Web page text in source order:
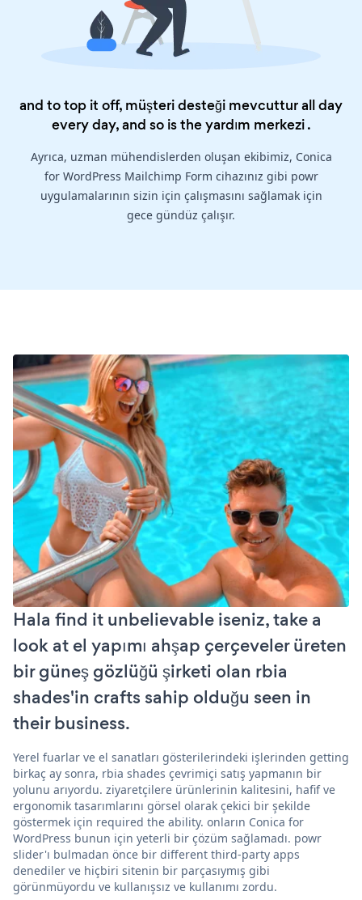
and to top it off, müşteri desteği mevcuttur all day
every day, and so is theyardım merkezi.
Ayrıca, uzman mühendislerden oluşan ekibimiz, Conica
for WordPress Mailchimp Form cihazınız gibi powr
uygulamalarının sizin için çalışmasını sağlamak için
gece gündüz çalışır.
Hala find it unbelievable iseniz, take a
look at el yapımı ahşap çerçeveler üreten
bir güneş gözlüğü şirketi olan rbia
shades'in crafts sahip olduğu seen in
their business.
Yerel fuarlar ve el sanatları gösterilerindeki işlerinden getting
birkaç ay sonra, rbia shades çevrimiçi satış yapmanın bir
yolunu arıyordu. ziyaretçilere ürünlerinin kalitesini, hafif ve
ergonomik tasarımlarını görsel olarak çekici bir şekilde
göstermek için required the ability. onların Conica for
WordPress bunun için yeterli bir çözüm sağlamadı. powr
slider'ı bulmadan önce bir different third-party apps
denediler ve hiçbiri sitenin bir parçasıymış gibi
görünmüyordu ve kullanışsız ve kullanımı zordu.